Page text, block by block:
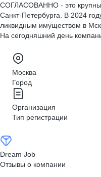
СОГЛАСОВАННО - это
Санкт-Петербурга. В 2024
ликвидным имуществом в
На сегодняшний день
Москва
Город
Организация
Тип регистрации
Dream Job
Отзывы о компании